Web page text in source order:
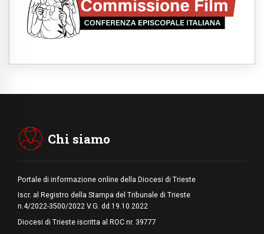
Fra Marco Vianelli: alla scuola di san
Francesco per imparare il Vangelo della
pace
Chi siamo
Portale di informazione online della Diocesi di Trieste
Iscr. al Registro della Stampa del Tribunale di Trieste
n.4/2022-3500/2022 V.G. dd.19.10.2022
Diocesi di Trieste iscritta al ROC nr. 39777